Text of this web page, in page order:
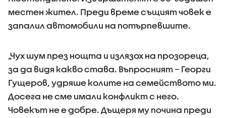
местен жител. Преди време същият човек е
запалил автомобили на потърпевшите.
„Чух шум през нощта и излязох на прозореца,
за да видя какво става. Въпросният – Георги
Гущеров, удряше колите на семейството ми.
Досега не сме имали конфликт с него.
Човекът не е добре. Дъщеря му почина преди